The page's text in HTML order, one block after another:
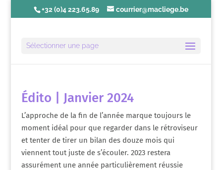
+32 (0)4 223.65.89 courrier@macliege.be
Sélectionner une page
Édito | Janvier 2024
L’approche de la fin de l’année marque toujours le
moment idéal pour que regarder dans le rétroviseur
et tenter de tirer un bilan des douze mois qui
viennent tout juste de s’écouler. 2023 restera
assurément une année particulièrement réussie